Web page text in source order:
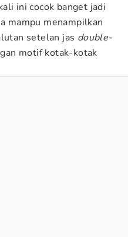
ini cocok banget jadi
mampu menampilkan
setelan jas double-
motif kotak-kotak